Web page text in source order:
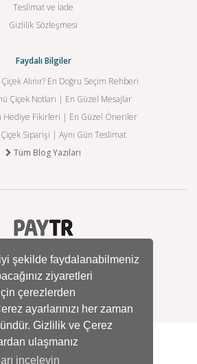
şekilde faydalanabilmeniz
ziyaretleri
çerezlerden
ayarlarınızı her zaman
Gizlilik ve Çerez
ulaşmanız
inceleyin
Teslimat ve İade
Gizlilik Sözleşmesi
Faydalı Bilgiler
Alınır? En Doğru Seçim Rehberi
Çiçek Notları | En Güzel Mesajlar
Hediye Fikirleri | En Güzel Öneriler
Siparişi | Aynı Gün Teslimat
Tüm Blog Yazıları